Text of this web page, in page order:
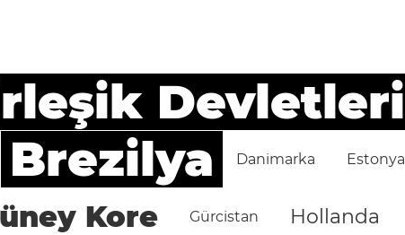
Devletleri
Brezilya Danimarka Estonya
Kore Gürcistan Hollanda